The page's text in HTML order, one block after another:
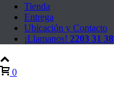
Tienda
Entrega
Ubicación y Contacto
¡Llamanos! 2203 31 38
0